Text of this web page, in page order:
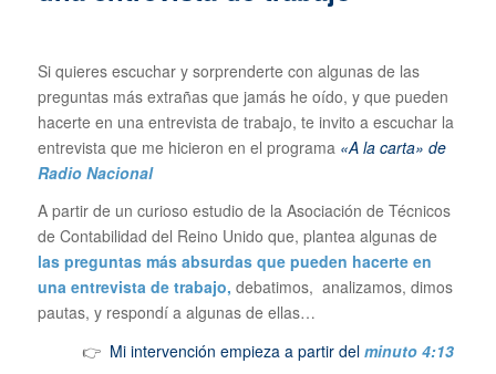
Si quieres escuchar y sorprenderte con algunas de las
preguntas más extrañas que jamás he oído, y que pueden
hacerte en una entrevista de trabajo, te invito a escuchar la
entrevista que me hicieron en el programa «A la carta» de
Radio Nacional
A partir de un curioso estudio de la Asociación de Técnicos
de Contabilidad del Reino Unido que, plantea algunas de
las preguntas más absurdas que pueden hacerte en
una entrevista de trabajo, debatimos, analizamos, dimos
pautas, y respondí a algunas de ellas…
👉 Mi intervención empieza a partir del minuto 4:13